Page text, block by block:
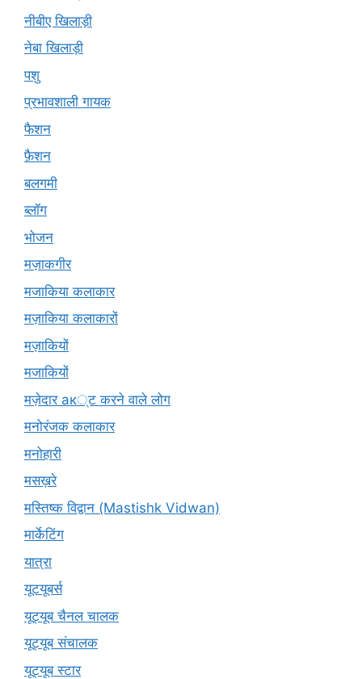
नीबीए खिलाड़ी
नेबा खिलाड़ी
पशु
प्रभावशाली गायक
फैशन
फ़ैशन
बलगमी
ब्लॉग
भोजन
मज़ाकगीर
मजाकिया कलाकार
मज़ाकिया कलाकारों
मज़ाकियों
मजाकियों
मज़ेदार ак्ट करने वाले लोग
मनोरंजक कलाकार
मनोहारी
मसख़रे
मस्तिष्क विद्वान (Mastishk Vidwan)
मार्केटिंग
यात्रा
यूटयूबर्स
यूट्यूब चैनल चालक
यूट्यूब संचालक
यूट्यूब स्टार